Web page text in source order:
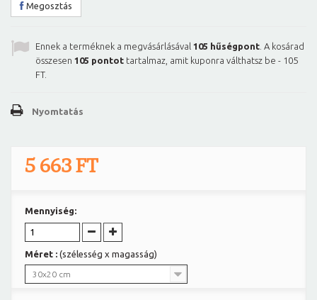
Megosztás
Ennek a terméknek a megvásárlásával 105 hűségpont . A kosárad
összesen 105 pontot tartalmaz, amit kuponra válthatsz be - 105
FT.
Nyomtatás
5 663 FT
Mennyiség:
Méret : (szélesség x magasság)
30x20 cm